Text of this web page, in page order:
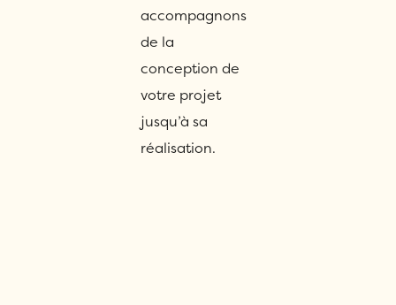
accompagnons
de la
conception de
votre projet
jusqu’à sa
réalisation.